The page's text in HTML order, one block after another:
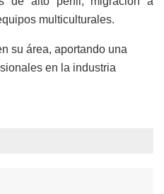
multiculturales.
su área, aportando una
en la industria